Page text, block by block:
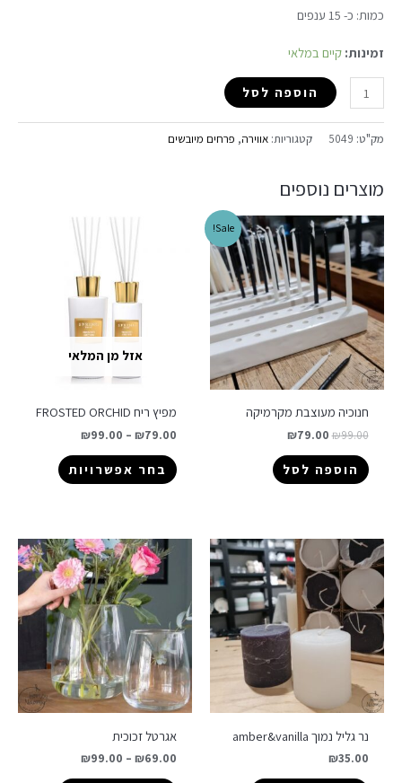
כמות: כ- 15 ענפים
זמינות: קיים במלאי
הוספה לסל
מק"ט: 5049 קטגוריות: אווירה, פרחים מיובשים
מוצרים נוספים
Sale!
חנוכיה מעוצבת מקרמיקה
₪99.00
₪79.00
הוספה לסל
אזל מן המלאי
מפיץ ריח FROSTED ORCHID
₪79.00
–
₪99.00
בחר אפשרויות
נר גליל נמוך amber&vanilla
₪35.00
אגרטל זכוכית
₪69.00
–
₪99.00